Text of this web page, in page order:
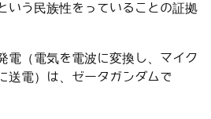
いう民族性をっていることの証拠
電（電気を電波に変換し、マイク
送電）は、ゼータガンダムで